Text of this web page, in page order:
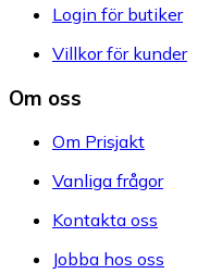
Login för butiker
Villkor för kunder
Om oss
Om Prisjakt
Vanliga frågor
Kontakta oss
Jobba hos oss